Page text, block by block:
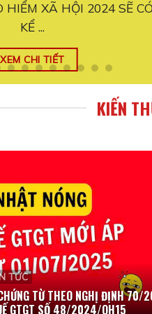
doanh từ ngày 01/06/
thay đổi ...
XEM CHI TIẾT
KIẾN
TỨC
TỪ THEO NGHỊ ĐỊNH 70/
GTGT SỐ 48/2024/QH15